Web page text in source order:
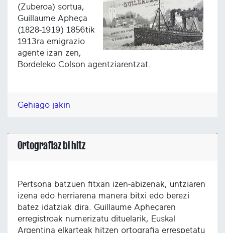
(Zuberoa) sortua,
Guillaume Apheça
(1828-1919) 1856tik
1913ra emigrazio
agente izan zen,
Bordeleko Colson agentziarentzat.
Gehiago jakin
Ortografiaz bi hitz
Pertsona batzuen fitxan izen-abizenak, untziaren
izena edo herriarena manera bitxi edo berezi
batez idatziak dira. Guillaume Apheçaren
erregistroak numerizatu dituelarik, Euskal
Argentina elkarteak hitzen ortografia errespetatu